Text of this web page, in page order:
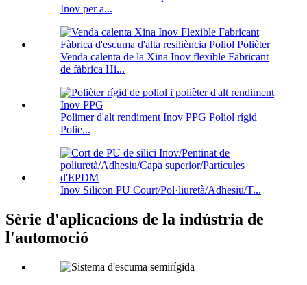
Inov per a...
Venda calenta de la Xina Inov flexible Fabricant
de fàbrica Hi...
Polimer d'alt rendiment Inov PPG Poliol rígid
Polie...
Inov Silicon PU Court/Pol·liuretà/Adhesiu/T...
Sèrie d'aplicacions de la indústria de
l'automoció